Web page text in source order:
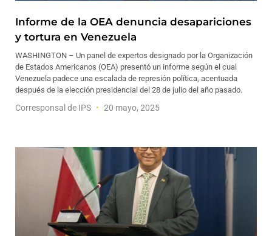
Informe de la OEA denuncia desapariciones
y tortura en Venezuela
WASHINGTON – Un panel de expertos designado por la Organización
de Estados Americanos (OEA) presentó un informe según el cual
Venezuela padece una escalada de represión política, acentuada
después de la elección presidencial del 28 de julio del año pasado.
Corresponsal de IPS 20 mayo, 2025